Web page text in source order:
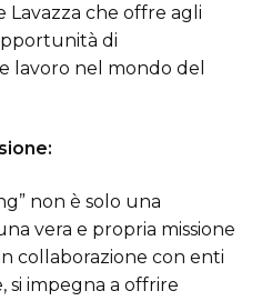
Lavazza che offre agli
di
lavoro nel mondo del
non è solo una
vera e propria missione
collaborazione con enti
si impegna a offrire